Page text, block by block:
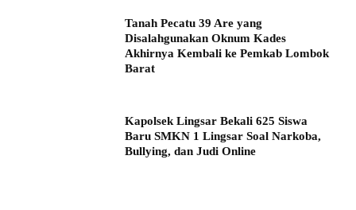
Tanah Pecatu 39 Are yang
Disalahgunakan Oknum Kades
Akhirnya Kembali ke Pemkab Lombok
Barat
Kapolsek Lingsar Bekali 625 Siswa
Baru SMKN 1 Lingsar Soal Narkoba,
Bullying, dan Judi Online